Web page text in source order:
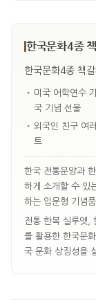
한국문화4종
한국문화4종 책
• 미국 어학연수
국 기념 선물
• 외국인 친구 여
트
한국 전통문양과
하게 소개할 수 있
하는 입문형 기념
전통 한복 실루엣,
를 활용한 한국문
국 문화 상징성을